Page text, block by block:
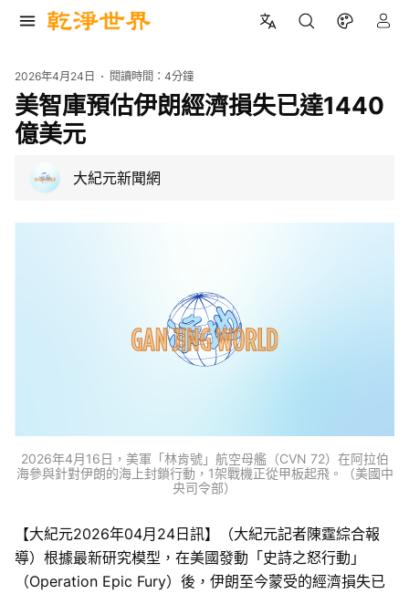
2026年4月24日 閱讀時間：4分鐘
美智庫預估伊朗經濟損失已達1440
億美元
大紀元新聞網
2026年4月16日，美軍「林肯號」航空母艦（CVN 72）在阿拉伯
海參與針對伊朗的海上封鎖行動，1架戰機正從甲板起飛。（美國中
央司令部）
【大紀元2026年04月24日訊】（大紀元記者陳霆綜合報
導）根據最新研究模型，在美國發動「史詩之怒行動」
（Operation Epic Fury）後，伊朗至今蒙受的經濟損失已